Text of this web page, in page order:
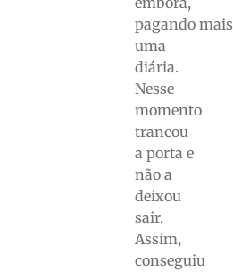
pagando mais
uma
diária.
Nesse
momento
trancou
a porta e
não a
deixou
sair.
Assim,
conseguiu